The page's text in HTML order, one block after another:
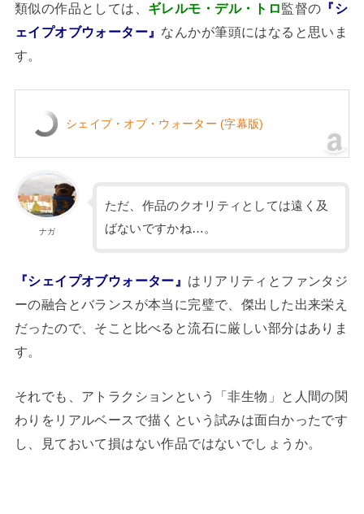
類似の作品としては、 ギレルモ・デル・トロ監督の 『シ
ェイプオブウォーター』 なんかが筆頭にはなると思いま
す。
シェイプ・オブ・ウォーター (字幕版)
ナガ
ただ、作品のクオリティとしては遠く及
ばないですかね…。
『シェイプオブウォーター』 はリアリティとファンタジ
ーの融合とバランスが本当に完璧で、傑出した出来栄え
だったので、そこと比べると流石に厳しい部分はありま
す。
それでも、アトラクションという「非生物」と人間の関
わりをリアルベースで描くという試みは面白かったです
し、見ておいて損はない作品ではないでしょうか。